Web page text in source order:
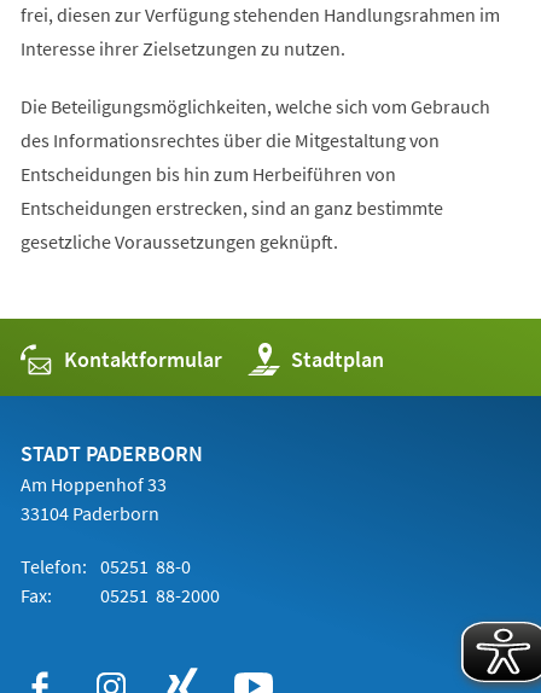
frei, diesen zur Verfügung stehenden Handlungsrahmen im
Interesse ihrer Zielsetzungen zu nutzen.
Die Beteiligungsmöglichkeiten, welche sich vom Gebrauch
des Informationsrechtes über die Mitgestaltung von
Entscheidungen bis hin zum Herbeiführen von
Entscheidungen erstrecken, sind an ganz bestimmte
gesetzliche Voraussetzungen geknüpft.
Kontaktformular Stadtplan
(Öffnet
in
einem
STADT PADERBORN
Am Hoppenhof 33
33104 Paderborn
Telefon: 05251 88-0
Fax:
05251 88-2000